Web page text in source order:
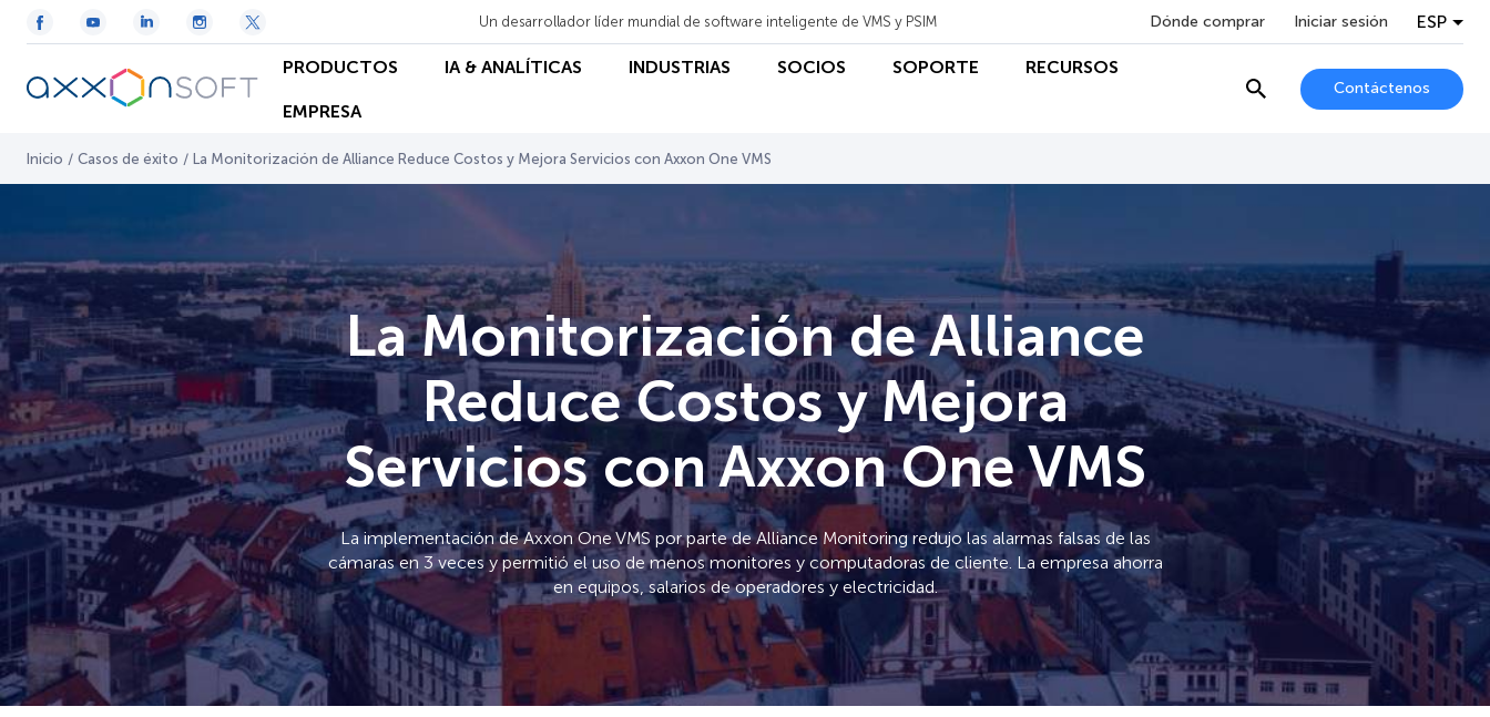
Un desarrollador líder mundial de software inteligente de VMS y PSIM Dónde comprar Iniciar sesión ESP
PRODUCTOS IA & ANALÍTICAS INDUSTRIAS SOCIOS SOPORTE RECURSOS
EMPRESA
Contáctenos
Inicio / Casos de éxito / La Monitorización de Alliance Reduce Costos y Mejora Servicios con Axxon One VMS
La Monitorización de Alliance
Reduce Costos y Mejora
Servicios con Axxon One VMS
La implementación de Axxon One VMS por parte de Alliance Monitoring redujo las alarmas falsas de las
cámaras en 3 veces y permitió el uso de menos monitores y computadoras de cliente. La empresa ahorra
en equipos, salarios de operadores y electricidad.